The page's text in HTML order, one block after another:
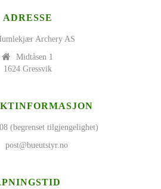
ADRESSE
Archery AS
Midtåsen 1
1624 Gressvik
(begrenset tilgjengelighet)
post@bueutstyr.no